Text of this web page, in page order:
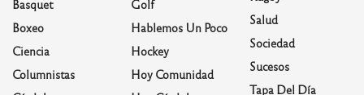
Basquet
Boxeo
Ciencia
Columnistas
Golf
Hablemos Un Poco
Hockey
Hoy Comunidad
Salud
Sociedad
Sucesos
Tapa Del Día